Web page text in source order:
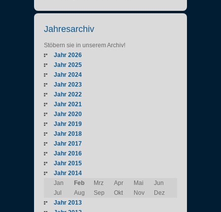
Jahresarchiv
Stöbern sie in unserem Archiv!
Jahr 2026
Jahr 2025
Jahr 2024
Jahr 2023
Jahr 2022
Jahr 2021
Jahr 2020
Jahr 2019
Jahr 2018
Jahr 2017
Jahr 2016
Jahr 2015
Jahr 2014
Jan
Feb Mrz Apr Mai
Jun
Jul
Aug Sep Okt Nov
Dez
Jahr 2013